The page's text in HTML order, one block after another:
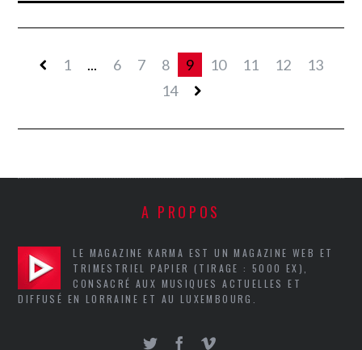
1 ... 6 7 8 9 10 11 12
13
14
A PROPOS
LE MAGAZINE KARMA EST UN MAGAZINE WEB ET
TRIMESTRIEL PAPIER (TIRAGE : 5000 EX),
CONSACRÉ AUX MUSIQUES ACTUELLES ET
DIFFUSÉ EN LORRAINE ET AU LUXEMBOURG.